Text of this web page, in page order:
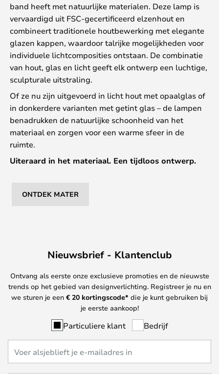
band heeft met natuurlijke materialen. Deze lamp is
vervaardigd uit FSC-gecertificeerd elzenhout en
combineert traditionele houtbewerking met elegante
glazen kappen, waardoor talrijke mogelijkheden voor
individuele lichtcomposities ontstaan. De combinatie
van hout, glas en licht geeft elk ontwerp een luchtige,
sculpturale uitstraling.
Of ze nu zijn uitgevoerd in licht hout met opaalglas of
in donkerdere varianten met getint glas – de lampen
benadrukken de natuurlijke schoonheid van het
materiaal en zorgen voor een warme sfeer in de
ruimte.
Uiteraard in het materiaal. Een tijdloos ontwerp.
ONTDEK MATER
Nieuwsbrief - Klantenclub
Ontvang als eerste onze exclusieve promoties en de nieuwste
trends op het gebied van designverlichting. Registreer je nu en
we sturen je een € 20 kortingscode* die je kunt gebruiken bij
je eerste aankoop!
Particuliere klant Bedrijf